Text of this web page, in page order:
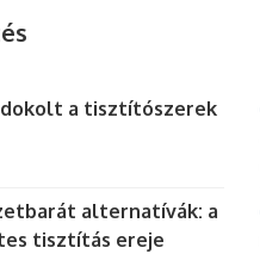
a tisztítószerek
alternatívák: a
tisztítás ereje